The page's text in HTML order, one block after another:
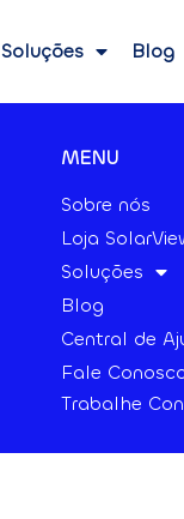
Soluções Blog
MENU
Sobre nós
Loja
Soluções
Blog
Central de
Fale
Trabalhe